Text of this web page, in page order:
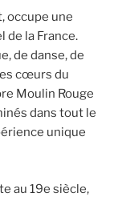
occupe une
de la France.
de danse, de
cœurs du
Moulin Rouge
dans tout le
unique
au 19e siècle,